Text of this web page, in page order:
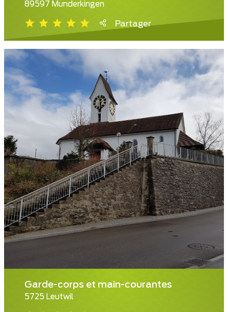
89597 Munderkingen
Partager
Garde-corps et main-courantes
5725 Leutwil